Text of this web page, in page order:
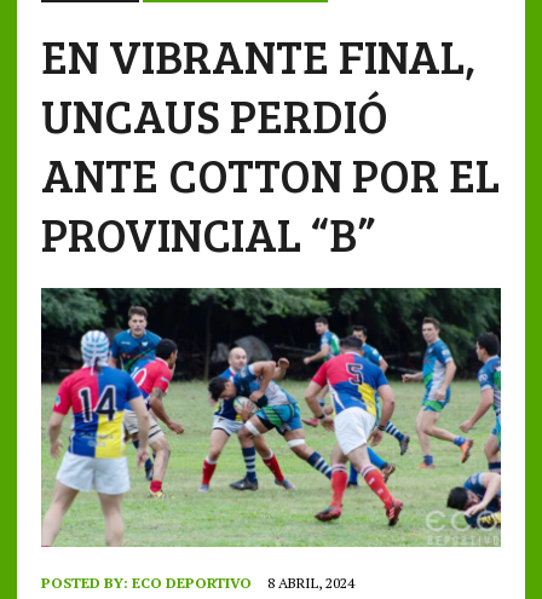
EN VIBRANTE FINAL,
UNCAUS PERDIÓ
ANTE COTTON POR EL
PROVINCIAL “B”
POSTED BY: ECO DEPORTIVO 8 ABRIL, 2024